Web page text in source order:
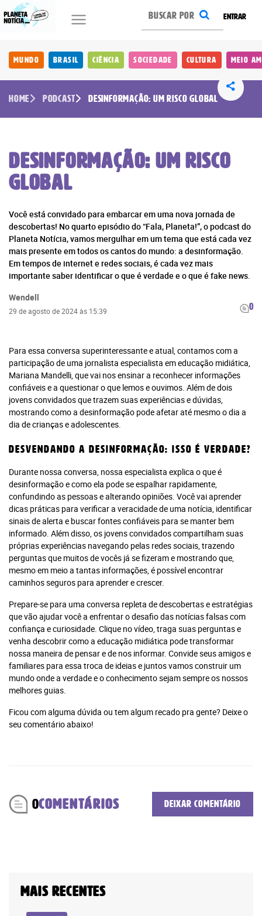
ENTRAR
Mundo Brasil Ciência Sociedade Cultura Meio
Home Podcast Desinformação: um risco global
Desinformação: um risco
global
Você está convidado para embarcar em uma nova jornada de
descobertas! No quarto episódio do “Fala, Planeta!”, o podcast do
Planeta Notícia, vamos mergulhar em um tema que está cada vez
mais presente em todos os cantos do mundo: a desinformação.
Em tempos de internet e redes sociais, é cada vez mais
importante saber identificar o que é verdade e o que é fake news.
Wendell
29 de agosto de 2024 às 15:39 0
Para essa conversa superinteressante e atual, contamos com a
participação de uma jornalista especialista em educação midiática,
Mariana Mandelli, que vai nos ensinar a reconhecer informações
confiáveis e a questionar o que lemos e ouvimos. Além de dois
jovens convidados que trazem suas experiências e dúvidas,
mostrando como a desinformação pode afetar até mesmo o dia a
dia de crianças e adolescentes.
Desvendando a desinformação: isso é verdade?
Durante nossa conversa, nossa especialista explica o que é
desinformação e como ela pode se espalhar rapidamente,
confundindo as pessoas e alterando opiniões. Você vai aprender
dicas práticas para verificar a veracidade de uma notícia, identificar
sinais de alerta e buscar fontes confiáveis para se manter bem
informado. Além disso, os jovens convidados compartilham suas
próprias experiências navegando pelas redes sociais, trazendo
perguntas que muitos de vocês já se fizeram e mostrando que,
mesmo em meio a tantas informações, é possível encontrar
caminhos seguros para aprender e crescer.
Prepare-se para uma conversa repleta de descobertas e estratégias
que vão ajudar você a enfrentar o desafio das notícias falsas com
confiança e curiosidade. Clique no vídeo, traga suas perguntas e
venha descobrir como a educação midiática pode transformar
nossa maneira de pensar e de nos informar. Convide seus amigos e
familiares para essa troca de ideias e juntos vamos construir um
mundo onde a verdade e o conhecimento sejam sempre os nossos
melhores guias.
Ficou com alguma dúvida ou tem algum recado pra gente? Deixe o
seu comentário abaixo!
0COMENTÁRIOS Deixar comentário
Mais recentes